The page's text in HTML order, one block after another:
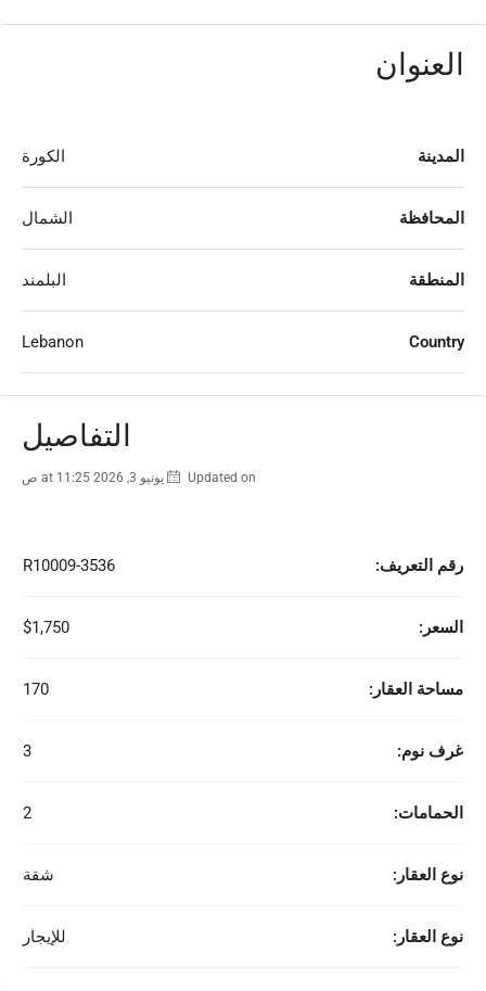
العنوان
المدينة الكورة
المحافظة الشمال
المنطقة البلمند
Country
Lebanon
التفاصيل
Updated on يونيو 3, 2026 at 11:25 ص
رقم التعريف: R10009-3536
السعر: $1,750
مساحة العقار: 170
غرف نوم: 3
الحمامات: 2
نوع العقار: شقة
نوع العقار: للإيجار